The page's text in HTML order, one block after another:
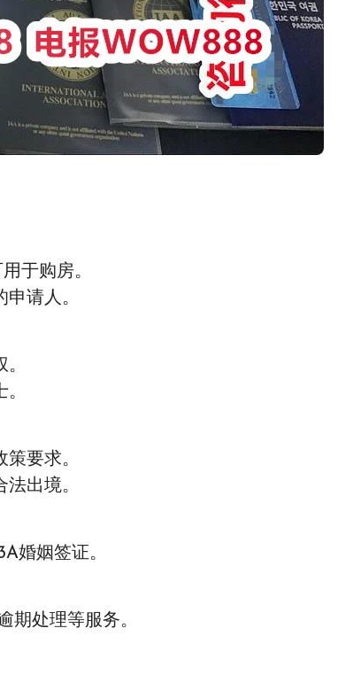
于购房。
请人。
要求。
出境。
婚姻签证。
期处理等服务。